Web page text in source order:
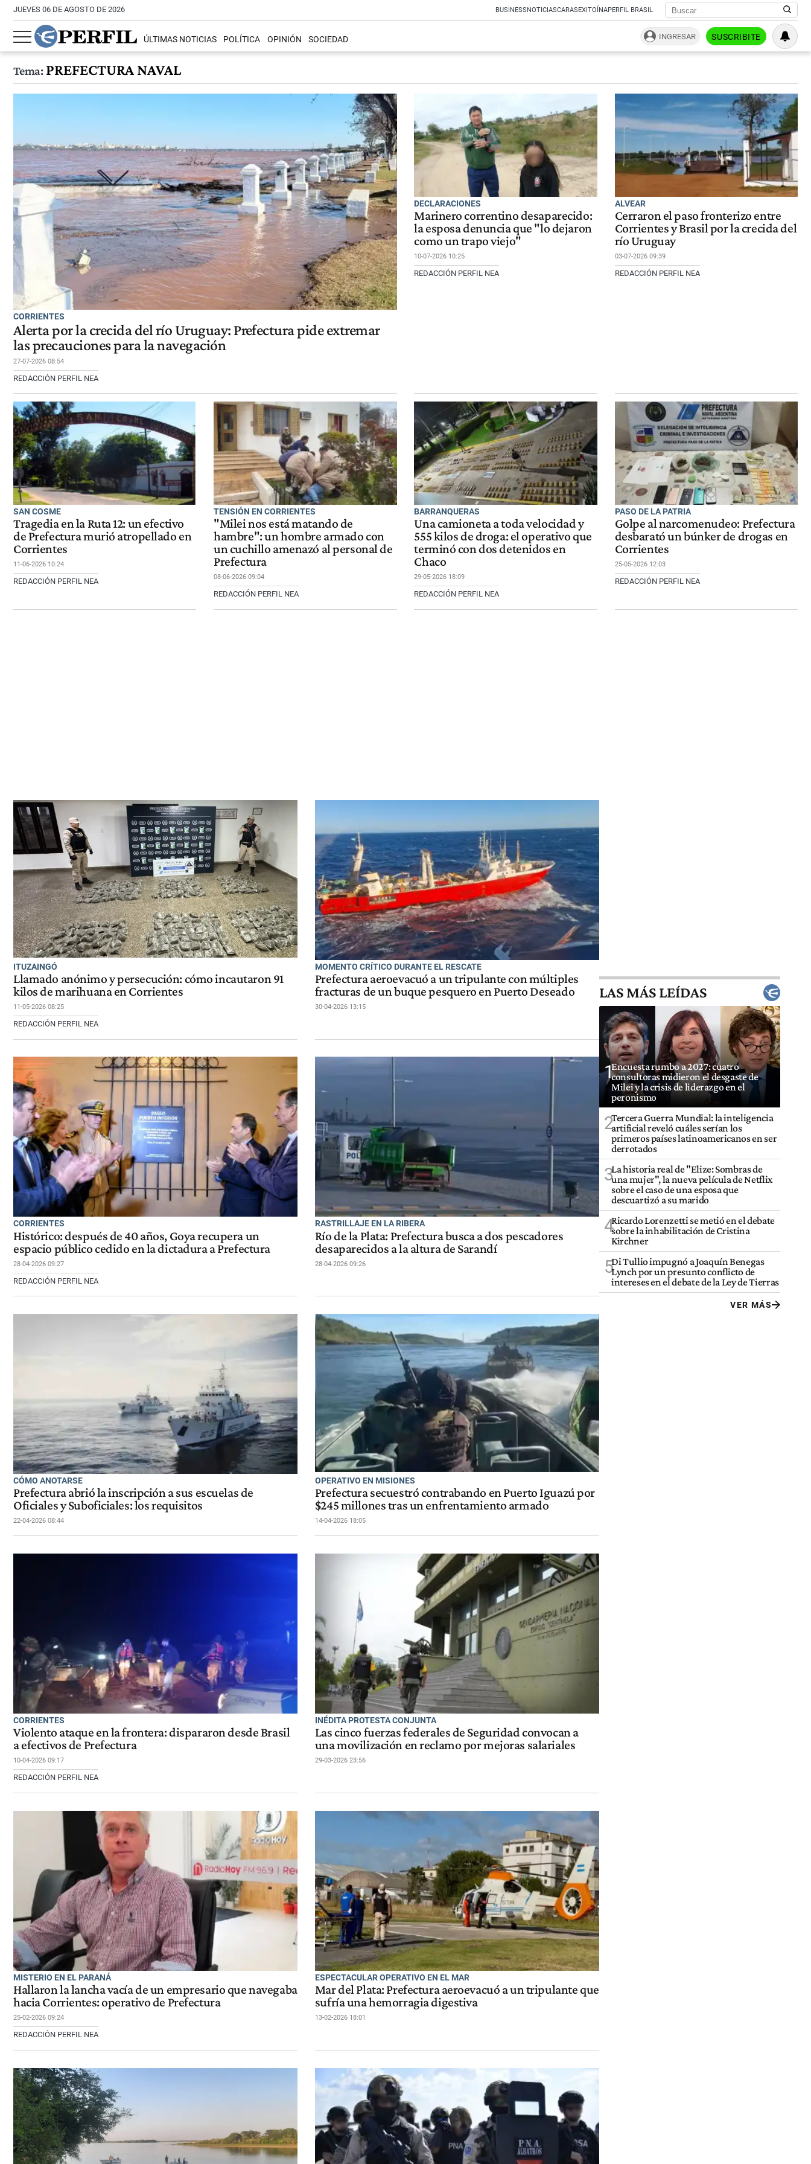
JUEVES 06 DE AGOSTO DE 2026 BUSINESSNOTICIASCARASEXITOÍNAPERFIL BRASIL
ÚLTIMAS NOTICIAS POLÍTICA OPINIÓN SOCIEDAD INGRESAR SUSCRIBITE
Tema:PREFECTURA NAVAL
CORRIENTES
Alerta por la crecida del río Uruguay: Prefectura pide extremar
las precauciones para la navegación
27-07-2026 08:54
REDACCIÓN PERFIL NEA
DECLARACIONES
Marinero correntino desaparecido:
la esposa denuncia que "lo dejaron
como un trapo viejo"
10-07-2026 10:25
REDACCIÓN PERFIL NEA
ALVEAR
Cerraron el paso fronterizo entre
Corrientes y Brasil por la crecida del
río Uruguay
03-07-2026 09:39
REDACCIÓN PERFIL NEA
SAN COSME
Tragedia en la Ruta 12: un efectivo
de Prefectura murió atropellado en
Corrientes
11-06-2026 10:24
REDACCIÓN PERFIL NEA
TENSIÓN EN CORRIENTES
"Milei nos está matando de
hambre": un hombre armado con
un cuchillo amenazó al personal de
Prefectura
08-06-2026 09:04
REDACCIÓN PERFIL NEA
BARRANQUERAS
Una camioneta a toda velocidad y
555 kilos de droga: el operativo que
terminó con dos detenidos en
Chaco
29-05-2026 18:09
REDACCIÓN PERFIL NEA
PASO DE LA PATRIA
Golpe al narcomenudeo: Prefectura
desbarató un búnker de drogas en
Corrientes
25-05-2026 12:03
REDACCIÓN PERFIL NEA
ITUZAINGÓ
Llamado anónimo y persecución: cómo incautaron 91
kilos de marihuana en Corrientes
11-05-2026 08:25
REDACCIÓN PERFIL NEA
MOMENTO CRÍTICO DURANTE EL RESCATE
Prefectura aeroevacuó a un tripulante con múltiples
fracturas de un buque pesquero en Puerto Deseado
30-04-2026 13:15
CORRIENTES
Histórico: después de 40 años, Goya recupera un
espacio público cedido en la dictadura a Prefectura
28-04-2026 09:27
REDACCIÓN PERFIL NEA
RASTRILLAJE EN LA RIBERA
Río de la Plata: Prefectura busca a dos pescadores
desaparecidos a la altura de Sarandí
28-04-2026 09:26
CÓMO ANOTARSE
Prefectura abrió la inscripción a sus escuelas de
Oficiales y Suboficiales: los requisitos
22-04-2026 08:44
OPERATIVO EN MISIONES
Prefectura secuestró contrabando en Puerto Iguazú por
$245 millones tras un enfrentamiento armado
14-04-2026 18:05
CORRIENTES
Violento ataque en la frontera: dispararon desde Brasil
a efectivos de Prefectura
10-04-2026 09:17
REDACCIÓN PERFIL NEA
INÉDITA PROTESTA CONJUNTA
Las cinco fuerzas federales de Seguridad convocan a
una movilización en reclamo por mejoras salariales
29-03-2026 23:56
MISTERIO EN EL PARANÁ
Hallaron la lancha vacía de un empresario que navegaba
hacia Corrientes: operativo de Prefectura
25-02-2026 09:24
REDACCIÓN PERFIL NEA
ESPECTACULAR OPERATIVO EN EL MAR
Mar del Plata: Prefectura aeroevacuó a un tripulante que
sufría una hemorragia digestiva
13-02-2026 18:01
LAS MÁS LEÍDAS
1Encuesta rumbo a 2027: cuatro
consultoras midieron el desgaste de
Milei y la crisis de liderazgo en el
peronismo
2Tercera Guerra Mundial: la inteligencia
artificial reveló cuáles serían los
primeros países latinoamericanos en ser
derrotados
3La historia real de "Elize: Sombras de
una mujer", la nueva película de Netflix
sobre el caso de una esposa que
descuartizó a su marido
4Ricardo Lorenzetti se metió en el debate
sobre la inhabilitación de Cristina
Kirchner
5Di Tullio impugnó a Joaquín Benegas
Lynch por un presunto conflicto de
intereses en el debate de la Ley de Tierras
VER MÁS